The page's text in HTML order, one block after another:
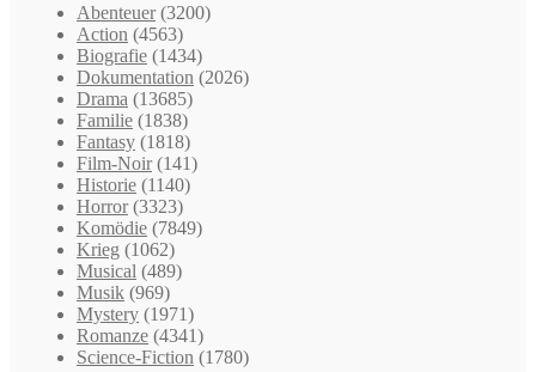
Abenteuer (3200)
Action (4563)
Biografie (1434)
Dokumentation (2026)
Drama (13685)
Familie (1838)
Fantasy (1818)
Film-Noir (141)
Historie (1140)
Horror (3323)
Komödie (7849)
Krieg (1062)
Musical (489)
Musik (969)
Mystery (1971)
Romanze (4341)
Science-Fiction (1780)